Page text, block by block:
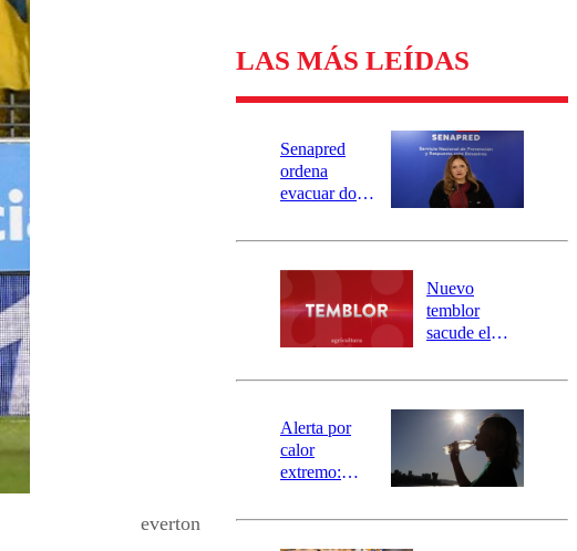
everton
LAS MÁS LEÍDAS
Senapred
ordena
evacuar dos
Carahue por
río Damas:
activa
mensajería
SAE
Nuevo
temblor
sacude el
revisa la
epicentro
Alerta por
calor
extremo:
activa Alerta